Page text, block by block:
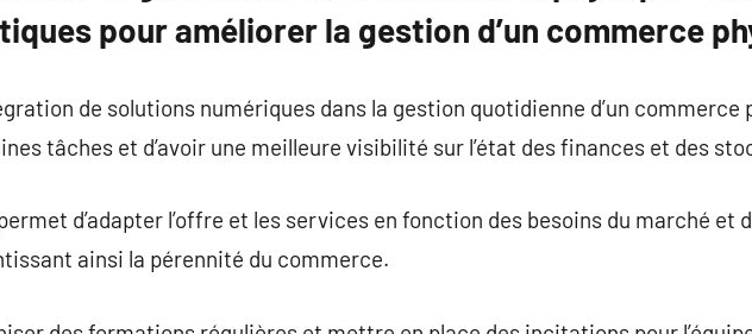
pour améliorer la gestion d’un commerce
de solutions numériques dans la gestion quotidienne d’un commerce
tâches et d’avoir une meilleure visibilité sur l’état des finances et des
d’adapter l’offre et les services en fonction des besoins du marché et
ainsi la pérennité du commerce.